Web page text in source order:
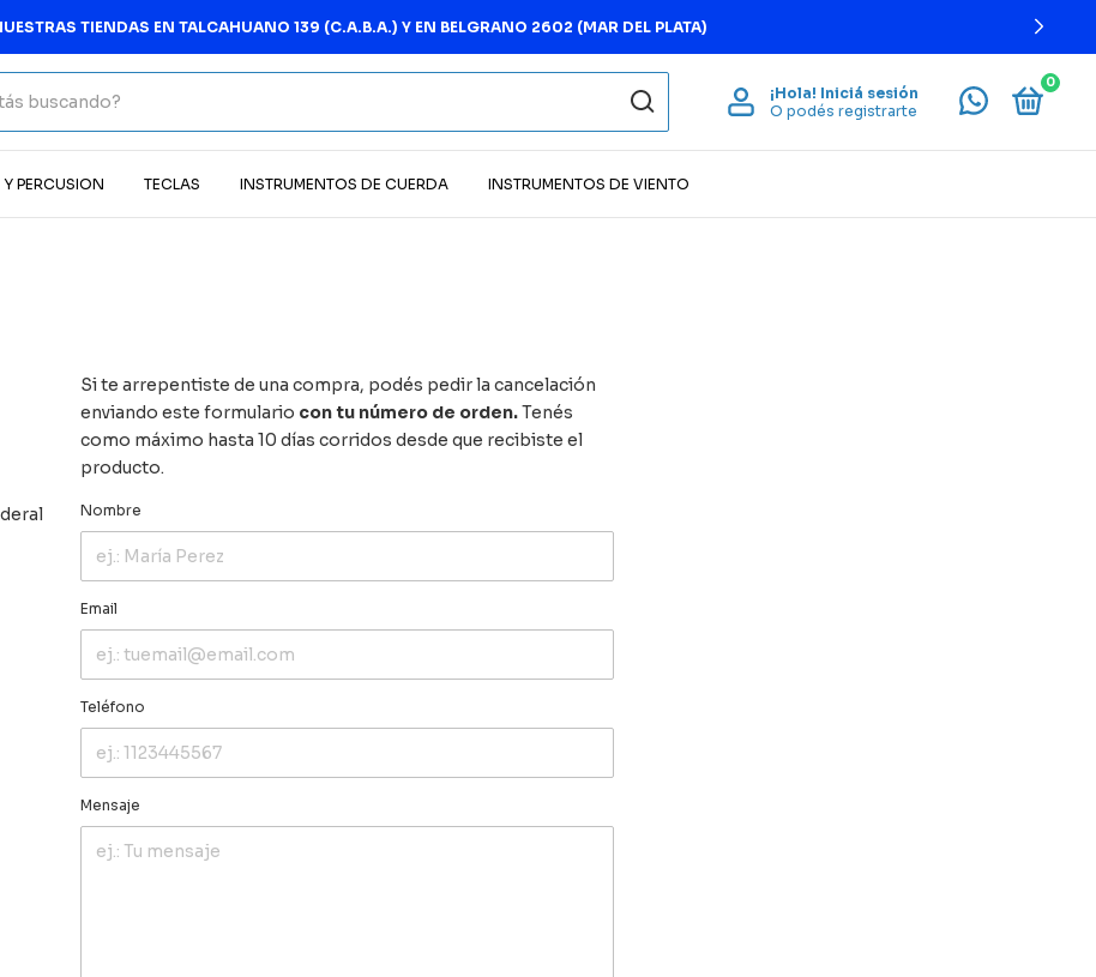
TIENDAS EN TALCAHUANO 139 (C.A.B.A.) Y EN BELGRANO 2602 (MAR DEL PLATA)
¡Hola! Iniciá sesión
O podés registrarte
0
Y PERCUSION TECLAS INSTRUMENTOS DE CUERDA INSTRUMENTOS DE VIENTO
Si te arrepentiste de una compra, podés pedir la cancelación
enviando este formulario con tu número de orden.Tenés
como máximo hasta 10 días corridos desde que recibiste el
producto.
Nombre
Email
Teléfono
Mensaje